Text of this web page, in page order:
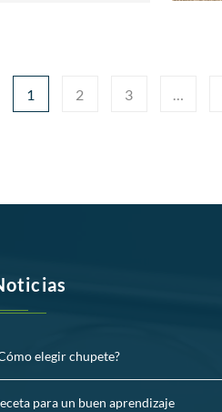
1 2 3
elegir chupete?
para un buen aprendizaje